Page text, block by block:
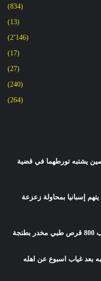
(834)
(13)
(2٬146)
(17)
(27)
(240)
(264)
يشتبه تورطهما في قضية
إسبانيا بمحاولة زعزعة
بعد غياب اسبوع عن اهله